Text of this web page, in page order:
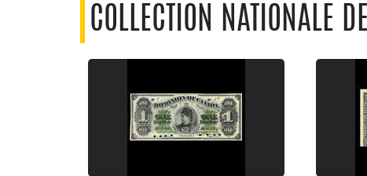
COLLECTION NATIONALE